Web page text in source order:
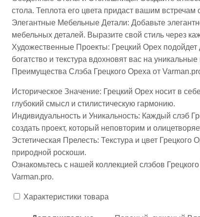
стола. Теплота его цвета придаст вашим встречам
Элегантные Мебельные Детали: Добавьте
мебельных деталей. Выразите свой стиль через
Художественные Проекты: Грецкий Орех подойдет
богатство и текстура вдохновят вас на уникальные
Преимущества Слэба Грецкого Ореха от
Историческое Значение: Грецкий Орех носит в
глубокий смысл и стилистическую гармонию.
Индивидуальность и Уникальность: Каждый слэб
создать проект, который неповторим и
Эстетическая Прелесть: Текстура и цвет
природной роскоши.
Ознакомьтесь с нашей коллекцией слэбов
Varman.pro.
Характеристики товара